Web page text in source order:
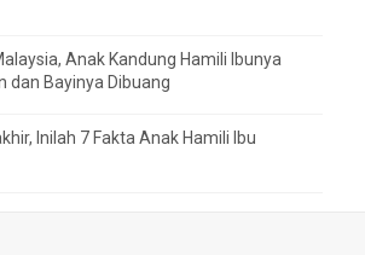
Anak Kandung Hamili Ibunya
dan Bayinya Dibuang
Inilah 7 Fakta Anak Hamili Ibu